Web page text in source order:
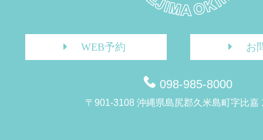
WEB予約 お
098-985-8000
〒901-3108 沖縄県島尻郡久米島町字比嘉